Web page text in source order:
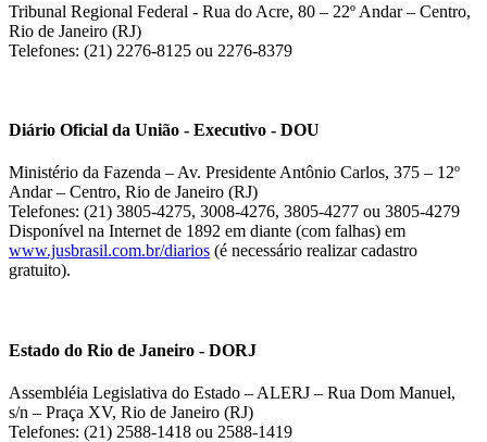
Tribunal Regional Federal - Rua do Acre, 80 – 22º Andar – Centro,
Rio de Janeiro (RJ)
Telefones: (21) 2276-8125 ou 2276-8379
Diário Oficial da União - Executivo - DOU
Ministério da Fazenda – Av. Presidente Antônio Carlos, 375 – 12º
Andar – Centro, Rio de Janeiro (RJ)
Telefones: (21) 3805-4275, 3008-4276, 3805-4277 ou 3805-4279
Disponível na Internet de 1892 em diante (com falhas) em
www.jusbrasil.com.br/diarios (é necessário realizar cadastro
gratuito).
Estado do Rio de Janeiro - DORJ
Assembléia Legislativa do Estado – ALERJ – Rua Dom Manuel,
s/n – Praça XV, Rio de Janeiro (RJ)
Telefones: (21) 2588-1418 ou 2588-1419